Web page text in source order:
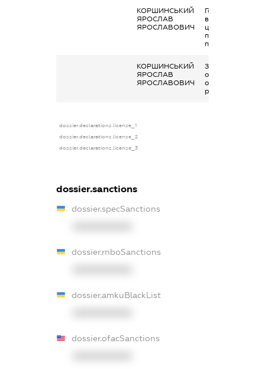
КОРШИНСЬКИЙ
ЯРОСЛАВ
ЯРОСЛАВОВИЧ
Гонорари та інші
виплати згідно з
цивільно-
правовим
правочинами
КОРШИНСЬКИЙ
ЯРОСЛАВ
ЯРОСЛАВОВИЧ
Заробітна плата
отримана за
основним місцем
роботи
dossier.declarations.license_1
dossier.declarations.license_2
dossier.declarations.license_3
dossier.sanctions
dossier.specSanctions
dossier.rnboSanctions
dossier.amkuBlackList
dossier.ofacSanctions